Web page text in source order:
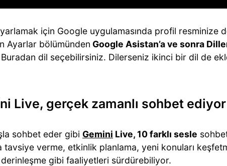
için Google uygulamasında profil resminize
Ayarlar bölümünden Google Asistan’a ve sonra
dil seçebilirsiniz. Dilerseniz ikinci bir dil de
Live, gerçek zamanlı sohbet ediyor
sohbet eder gibi Gemini Live, 10 farklı sesle
tavsiye verme, etkinlik planlama, yeni konuları
gibi faaliyetleri sürdürebiliyor.